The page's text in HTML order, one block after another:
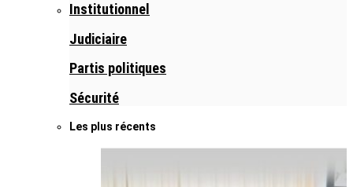
Institutionnel
Judiciaire
Partis politiques
Sécurité
Les plus récents